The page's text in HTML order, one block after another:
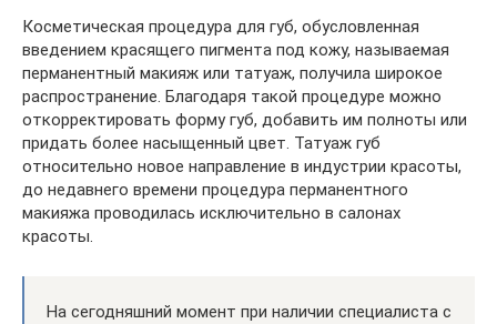
Косметическая процедура для губ, обусловленная
введением красящего пигмента под кожу, называемая
перманентный макияж или татуаж, получила широкое
распространение. Благодаря такой процедуре можно
откорректировать форму губ, добавить им полноты или
придать более насыщенный цвет. Татуаж губ
относительно новое направление в индустрии красоты,
до недавнего времени процедура перманентного
макияжа проводилась исключительно в салонах
красоты.
На сегодняшний момент при наличии специалиста с